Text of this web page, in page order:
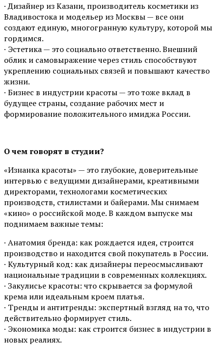
· Дизайнер из Казани, производитель косметики из
Владивостока и модельер из Москвы — все они
создают единую, многогранную культуру, которой мы
гордимся.
· Эстетика — это социально ответственно. Внешний
облик и самовыражение через стиль способствуют
укреплению социальных связей и повышают качество
жизни.
· Бизнес в индустрии красоты — это тоже вклад в
будущее страны, создание рабочих мест и
формирование положительного имиджа России.
О чем говорят в студии?
«Изнанка красоты» — это глубокие, доверительные
интервью с ведущими дизайнерами, креативными
директорами, технологами косметических
производств, стилистами и байерами. Мы снимаем
«кино» о российской моде. В каждом выпуске мы
поднимаем важные темы:
· Анатомия бренда: как рождается идея, строится
производство и находится свой покупатель в России.
· Культурный код: как дизайнеры переосмысливают
национальные традиции в современных коллекциях.
· Закулисье красоты: что скрывается за формулой
крема или идеальным кроем платья.
· Тренды и антитренды: экспертный взгляд на то, что
действительно формирует стиль.
· Экономика моды: как строится бизнес в индустрии в
новых реалиях.